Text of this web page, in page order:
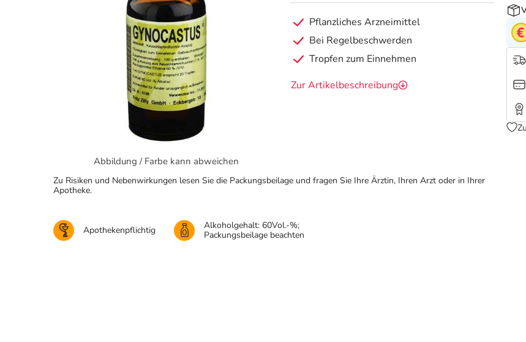
Abbildung / Farbe kann abweichen
Pflanzliches Arzneimittel
Bei Regelbeschwerden
Tropfen zum Einnehmen
Zur Artikelbeschreibung
Zu Risiken und Nebenwirkungen lesen Sie die Packungsbeilage und fragen Sie Ihre Ärztin, Ihren Arzt oder in Ihrer
Apotheke.
Apothekenpflichtig
Alkoholgehalt: 60Vol.-%;
Packungsbeilage beachten